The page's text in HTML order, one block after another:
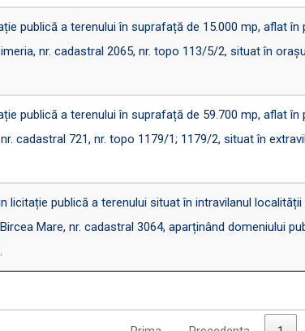
publică a terenului în suprafață de 15.000 mp, aflat
nr. cadastral 2065, nr. topo 113/5/2, situat în
publică a terenului în suprafață de 59.700 mp, aflat
cadastral 721, nr. topo 1179/1; 1179/2, situat în
licitație publică a terenului situat în intravilanul localității
Mare, nr. cadastral 3064, aparținând domeniului